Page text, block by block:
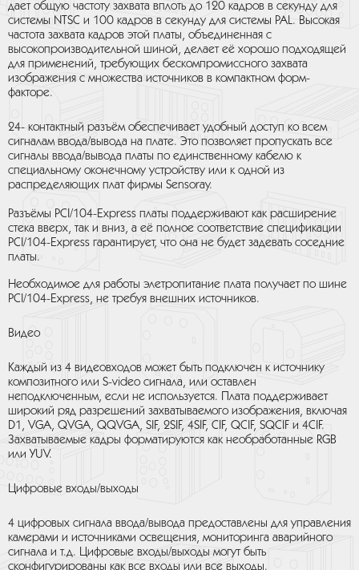
дает общую частоту захвата вплоть до 120 кадров в секунду для
системы NTSC и 100 кадров в секунду для системы PAL. Высокая
частота захвата кадров этой платы, объединенная с
высокопроизводительной шиной, делает её хорошо подходящей
для применений, требующих бескомпромиссного захвата
изображения с множества источников в компактном форм-
факторе.
24- контактный разъём обеспечивает удобный доступ ко всем
сигналам ввода/вывода на плате. Это позволяет пропускать все
сигналы ввода/вывода платы по единственному кабелю к
специальному оконечному устройству или к одной из
распределяющих плат фирмы Sensoray.
Разъёмы PCI/104-Express платы поддерживают как расширение
стека вверх, так и вниз, а её полное соответствие спецификации
PCI/104-Express гарантирует, что она не будет задевать соседние
платы.
Необходимое для работы элетропитание плата получает по шине
PCI/104-Express, не требуя внешних источников.
Видео
Каждый из 4 видеовходов может быть подключен к источнику
композитного или S-video сигнала, или оставлен
неподключенным, если не используется. Плата поддерживает
широкий ряд разрешений захватываемого изображения, включая
D1, VGA, QVGA, QQVGA, SIF, 2SIF, 4SIF, CIF, QCIF, SQCIF и 4CIF.
Захватываемые кадры форматируются как необработанные RGB
или YUV.
Цифровые входы/выходы
4 цифровых сигнала ввода/вывода предоставлены для управления
камерами и источниками освещения, мониторинга аварийного
сигнала и т.д. Цифровые входы/выходы могут быть
сконфигурированы как все входы или все выходы.